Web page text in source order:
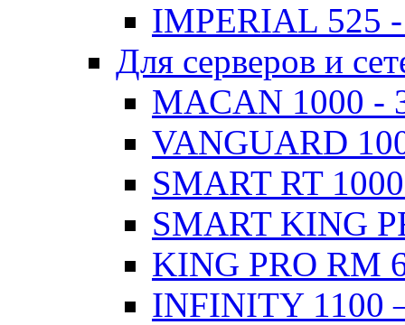
IMPERIAL 525
Для серверов и
MACAN 1000 -
VANGUARD
SMART RT
SMART KING
KING PRO RM
INFINITY 1100